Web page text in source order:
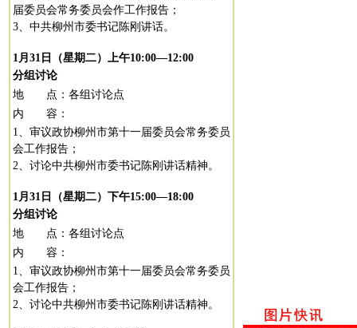
届委员会常务委员会作工作报告；
3、中共柳州市委书记陈刚讲话。
1月 31 日（星期二）上午10:00—12:00
分组讨论
地 点：各组讨论点
内 容：
1、审议政协柳州市第十一届委员会常务委员
会工作报告；
2、讨论中共柳州市委书记陈刚讲话精神。
1月 31 日（星期二）下午15:00—18:00
分组讨论
地 点：各组讨论点
内 容：
1、审议政协柳州市第十一届委员会常务委员
会工作报告；
2、讨论中共柳州市委书记陈刚讲话精神。